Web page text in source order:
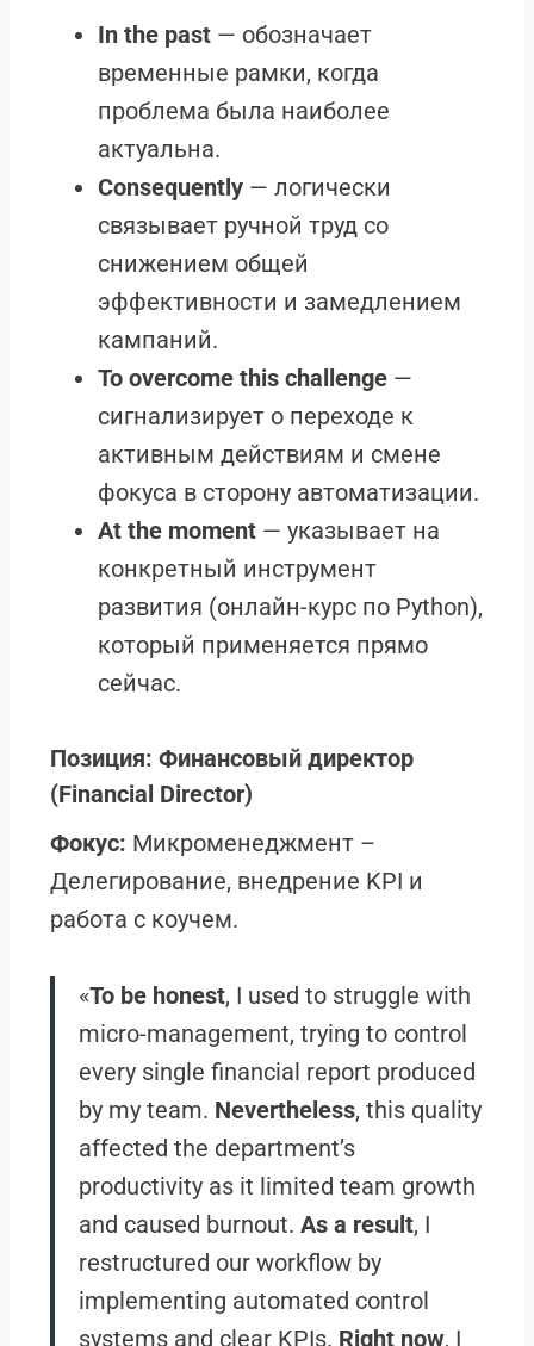
In the past — обозначает
временные рамки, когда
проблема была наиболее
актуальна.
Consequently — логически
связывает ручной труд со
снижением общей
эффективности и замедлением
кампаний.
To overcome this challenge —
сигнализирует о переходе к
активным действиям и смене
фокуса в сторону автоматизации.
At the moment — указывает на
конкретный инструмент
развития (онлайн-курс по Python),
который применяется прямо
сейчас.
Позиция: Финансовый директор
(Financial Director)
Фокус: Микроменеджмент –
Делегирование, внедрение KPI и
работа с коучем.
«To be honest, I used to struggle with
micro-management, trying to control
every single financial report produced
by my team. Nevertheless, this quality
affected the department’s
productivity as it limited team growth
and caused burnout. As a result, I
restructured our workflow by
implementing automated control
systems and clear KPIs. Right now, I